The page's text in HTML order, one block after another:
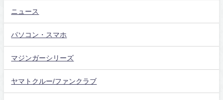
ニュース
パソコン・スマホ
マジンガーシリーズ
ヤマトクルー/ファンクラブ